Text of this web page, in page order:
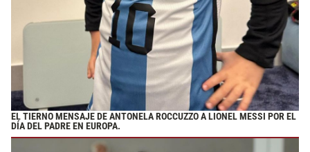
EL TIERNO MENSAJE DE ANTONELA ROCCUZZO A LIONEL MESSI POR EL
DÍA DEL PADRE EN EUROPA.